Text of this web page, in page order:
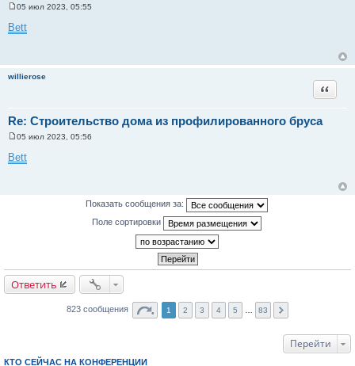
о
и
05 июл 2023, 05:55
Bett
willierose
Re: Строительство дома из профилированного бруса
Цитата
о
05 июл 2023, 05:56
Bett
Показать сообщения за:
Поле сортировки
Ответить
823 сообщения 1 2 3 4 5 83
Перейти
КТО СЕЙЧАС НА КОНФЕРЕНЦИИ